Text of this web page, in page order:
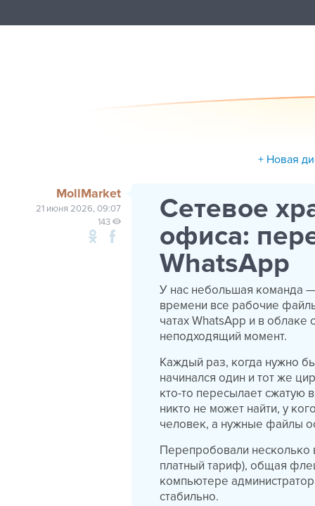
+ Новая
MollMarket
21 июня 2026, 09:07
143
Сетевое
офиса:
WhatsApp
У нас небольшая команда
времени все рабочие
чатах WhatsApp и в
неподходящий момент.
Каждый раз, когда нужно
начинался один и тот же
кто-то пересылает сжатую
никто не может найти, у
человек, а нужные файлы
Перепробовали несколько
платный тариф), общая
компьютере
стабильно.